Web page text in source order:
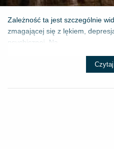
Zależność ta jest szczególnie
zmagającej się z lękiem,
psychicznej. Na...